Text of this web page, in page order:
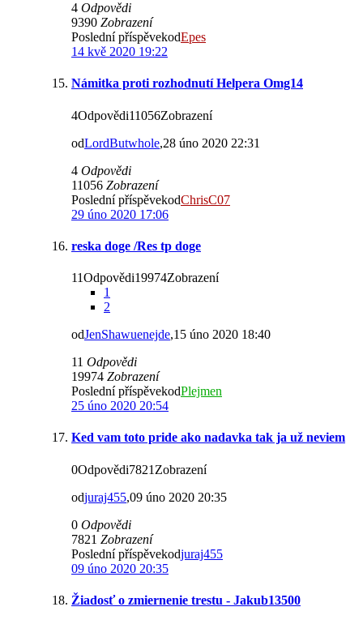
4 Odpovědi
9390 Zobrazení
Poslední příspěvekodEpes
14 kvě 2020 19:22
Námitka proti rozhodnutí Helpera Omg14
4Odpovědi11056Zobrazení
odLordButwhole,28 úno 2020 22:31
4 Odpovědi
11056 Zobrazení
Poslední příspěvekodChrisC07
29 úno 2020 17:06
reska doge /Res tp doge
11Odpovědi19974Zobrazení
1
2
odJenShawuenejde,15 úno 2020 18:40
11 Odpovědi
19974 Zobrazení
Poslední příspěvekodPlejmen
25 úno 2020 20:54
Ked vam toto pride ako nadavka tak ja už neviem
0Odpovědi7821Zobrazení
odjuraj455,09 úno 2020 20:35
0 Odpovědi
7821 Zobrazení
Poslední příspěvekodjuraj455
09 úno 2020 20:35
Žiadosť o zmiernenie trestu - Jakub13500